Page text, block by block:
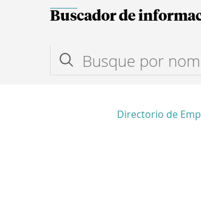
Buscador de
Directorio de